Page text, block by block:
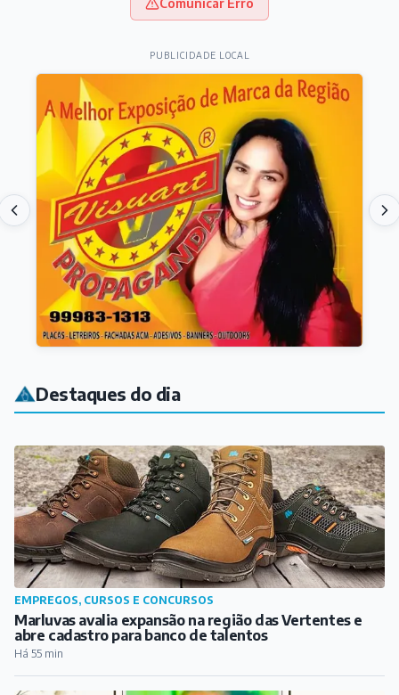
Comunicar Erro
PUBLICIDADE LOCAL
Destaques do dia
EMPREGOS, CURSOS E CONCURSOS
Marluvas avalia expansão na região das Vertentes e
abre cadastro para banco de talentos
Há 55 min